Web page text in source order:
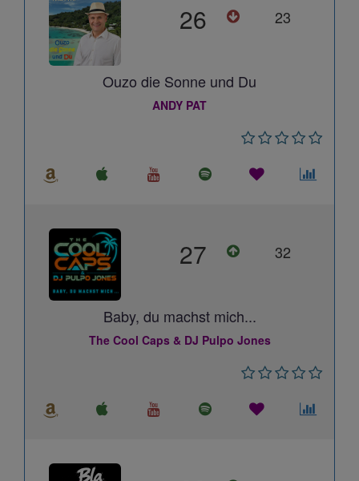
26 23
Ouzo die Sonne und Du
ANDY PAT
27 32
Baby, du machst mich...
The Cool Caps & DJ Pulpo Jones